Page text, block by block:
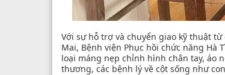
Với sự hỗ trợ và chuyển giao kỹ thuật
Mai, Bệnh viện Phục hồi chức năng Hà
loại máng nẹp chỉnh hình chân tay, áo
thương, các bệnh lý về cột sống như